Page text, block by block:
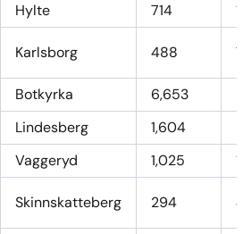
Hylte 714
Karlsborg 488
Botkyrka 6,653
Lindesberg 1,604
Vaggeryd 1,025
Skinnskatteberg 294